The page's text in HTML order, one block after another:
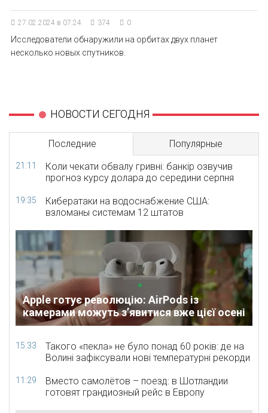
27.02.2024 в 07:24 374 0
Исследователи обнаружили на орбитах двух планет
несколько новых спутников.
НОВОСТИ СЕГОДНЯ
Последние Популярные
21:11
Коли чекати обвалу гривні: банкір озвучив
прогноз курсу долара до середини серпня
19:35
Кибератаки на водоснабжение США:
взломаны системам 12 штатов
Apple готує революцію: AirPods із
камерами можуть з’явитися вже цієї осені
15:33
Такого «пекла» не було понад 60 років: де на
Волині зафіксували нові температурні рекорди
11:29
Вместо самолётов – поезд: в Шотландии
готовят грандиозный рейс в Европу